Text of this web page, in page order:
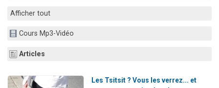
Afficher tout
Cours Mp3-Vidéo
Articles
Les Tsitsit ? Vous les verrez... et